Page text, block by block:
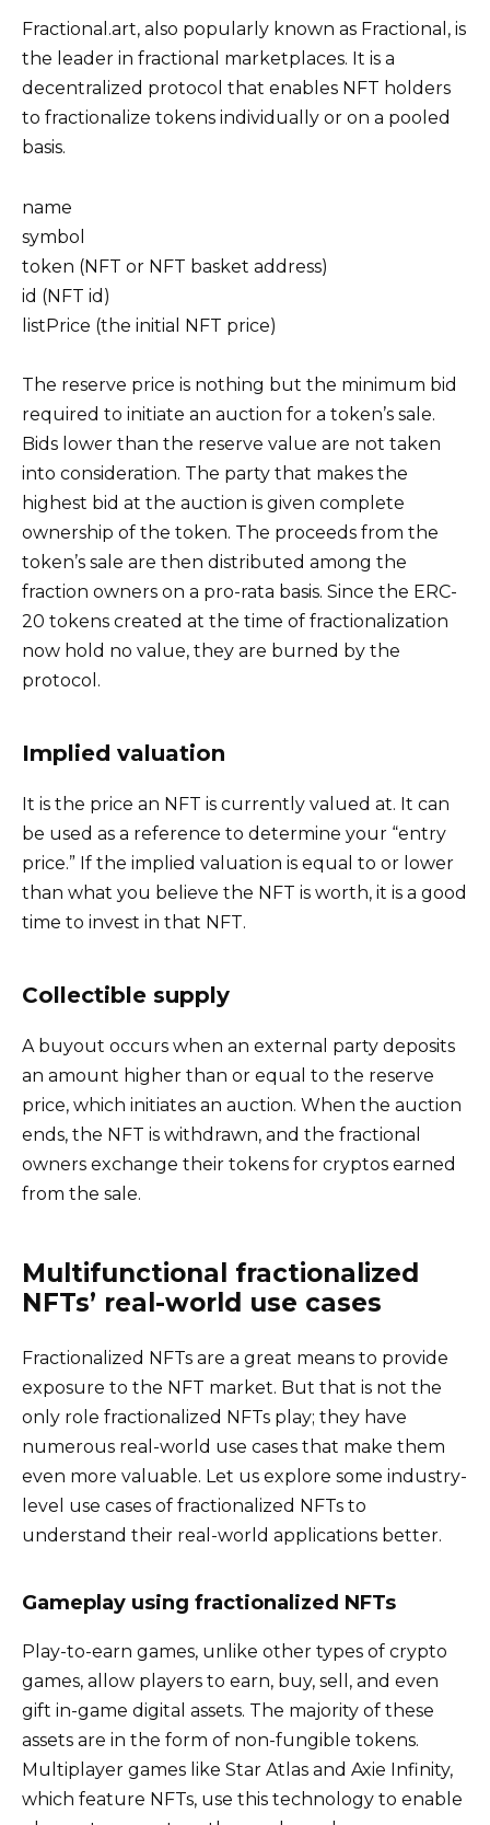
Fractional.art, also popularly known as Fractional, is
the leader in fractional marketplaces. It is a
decentralized protocol that enables NFT holders
to fractionalize tokens individually or on a pooled
basis.
name
symbol
token (NFT or NFT basket address)
id (NFT id)
listPrice (the initial NFT price)
The reserve price is nothing but the minimum bid
required to initiate an auction for a token’s sale.
Bids lower than the reserve value are not taken
into consideration. The party that makes the
highest bid at the auction is given complete
ownership of the token. The proceeds from the
token’s sale are then distributed among the
fraction owners on a pro-rata basis. Since the ERC-
20 tokens created at the time of fractionalization
now hold no value, they are burned by the
protocol.
Implied valuation
It is the price an NFT is currently valued at. It can
be used as a reference to determine your “entry
price.” If the implied valuation is equal to or lower
than what you believe the NFT is worth, it is a good
time to invest in that NFT.
Collectible supply
A buyout occurs when an external party deposits
an amount higher than or equal to the reserve
price, which initiates an auction. When the auction
ends, the NFT is withdrawn, and the fractional
owners exchange their tokens for cryptos earned
from the sale.
Multifunctional fractionalized
NFTs’ real-world use cases
Fractionalized NFTs are a great means to provide
exposure to the NFT market. But that is not the
only role fractionalized NFTs play; they have
numerous real-world use cases that make them
even more valuable. Let us explore some industry-
level use cases of fractionalized NFTs to
understand their real-world applications better.
Gameplay using fractionalized NFTs
Play-to-earn games, unlike other types of crypto
games, allow players to earn, buy, sell, and even
gift in-game digital assets. The majority of these
assets are in the form of non-fungible tokens.
Multiplayer games like Star Atlas and Axie Infinity,
which feature NFTs, use this technology to enable